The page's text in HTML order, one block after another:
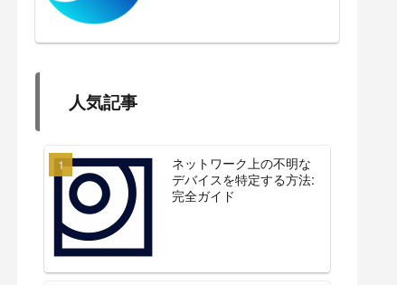
人気記事
ネットワーク上の不明な
デバイスを特定する方法:
完全ガイド